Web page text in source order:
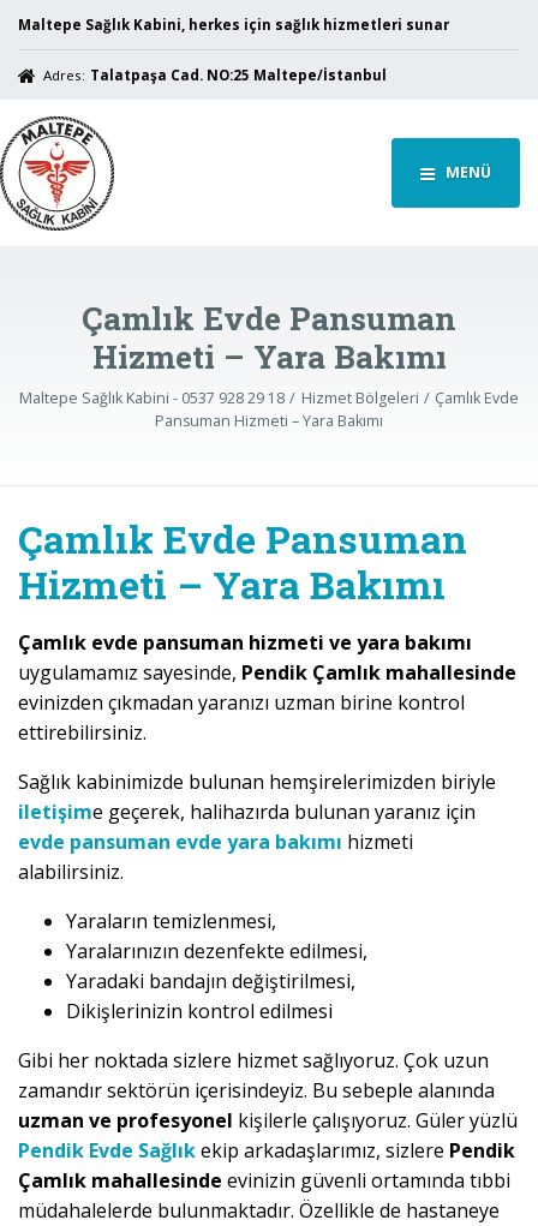
Maltepe Sağlık Kabini, herkes için sağlık hizmetleri sunar
Adres: Talatpaşa Cad. NO:25 Maltepe/İstanbul
MENÜ
Çamlık Evde Pansuman
Hizmeti – Yara Bakımı
Maltepe Sağlık Kabini - 0537 928 29 18 Hizmet Bölgeleri
Çamlık Evde
Pansuman Hizmeti – Yara Bakımı
Çamlık Evde Pansuman
Hizmeti – Yara Bakımı
Çamlık evde pansuman hizmeti ve yara bakımı
uygulamamız sayesinde, Pendik Çamlık mahallesinde
evinizden çıkmadan yaranızı uzman birine kontrol
ettirebilirsiniz.
Sağlık kabinimizde bulunan hemşirelerimizden biriyle
iletişime geçerek, halihazırda bulunan yaranız için
evde pansuman evde yara bakımı hizmeti
alabilirsiniz.
Yaraların temizlenmesi,
Yaralarınızın dezenfekte edilmesi,
Yaradaki bandajın değiştirilmesi,
Dikişlerinizin kontrol edilmesi
Gibi her noktada sizlere hizmet sağlıyoruz. Çok uzun
zamandır sektörün içerisindeyiz. Bu sebeple alanında
uzman ve profesyonel kişilerle çalışıyoruz. Güler yüzlü
Pendik Evde Sağlıkekip arkadaşlarımız, sizlere Pendik
Çamlık mahallesinde evinizin güvenli ortamında tıbbi
müdahalelerde bulunmaktadır. Özellikle de hastaneye